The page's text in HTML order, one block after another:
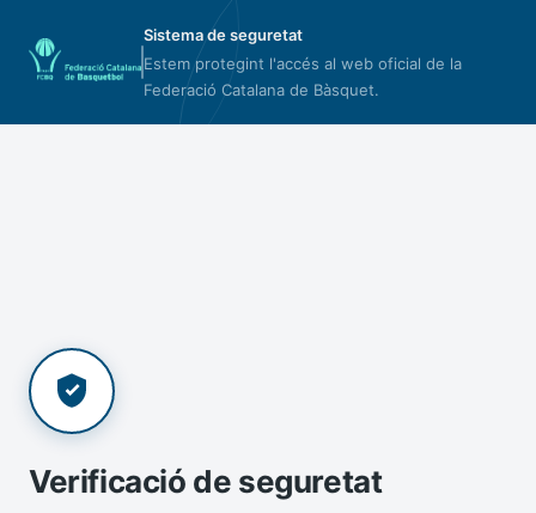
Sistema de seguretat
Estem protegint l'accés al web oficial de la
Federació Catalana de Bàsquet.
Verificació de seguretat